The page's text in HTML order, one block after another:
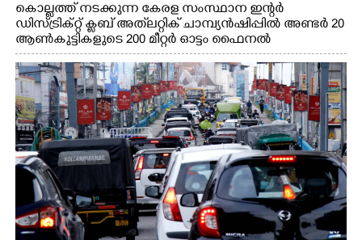
കൊല്ലത്ത് നടക്കുന്ന കേരള സംസ്ഥാന ഇന്റർ
ഡിസ്ട്രിക്റ്റ് ക്ലബ് അത്‌ലറ്റിക് ചാമ്പ്യൻഷിപ്പിൽ അണ്ടർ 20
ആൺകുട്ടികളുടെ 200 മീറ്റർ ഓട്ടം ഫൈനൽ
മത്സരത്തിനിടെ സിന്തറ്റിക് ട്രാക്കിന് കുറുകെ ഓടുന്ന
നായകൾ.